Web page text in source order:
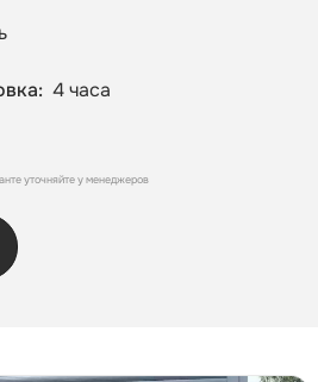
4 часа
уточняйте у менеджеров